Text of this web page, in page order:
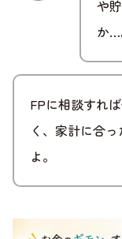
や
か…
FPに相談すれ
く、家計に合
よ。